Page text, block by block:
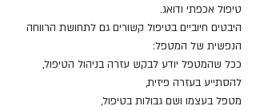
טיפול אכפתי ודואג.
היבטים חיוביים בטיפול קשורים גם לתחושת הרווחה
הנפשית של המטפל:
ככל שהמטפל יודע לבקש עזרה בניהול הטיפול,
להסתייע בעזרה פיזית,
מטפל בעצמו ושם גבולות בטיפול,